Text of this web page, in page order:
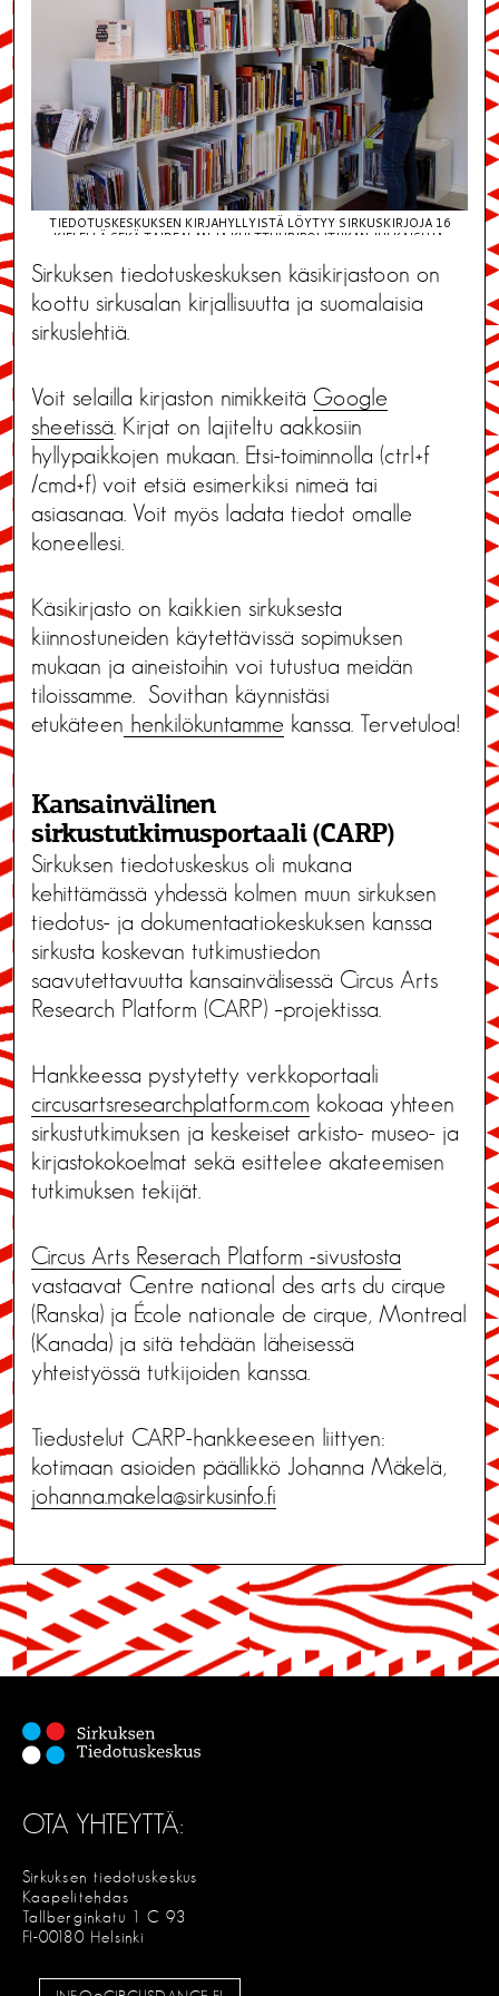
TIEDOTUSKESKUKSEN KIRJAHYLLYISTÄ LÖYTYY SIRKUSKIRJOJA 16
KIELELLÄ SEKÄ TAIDEALAN JA KULTTUURIPOLITIIKAN JULKAISUJA.
Sirkuksen tiedotuskeskuksen käsikirjastoon on
koottu sirkusalan kirjallisuutta ja suomalaisia
sirkuslehtiä.
Voit selailla kirjaston nimikkeitä Google
sheetissä . Kirjat on lajiteltu aakkosiin
hyllypaikkojen mukaan. Etsi-toiminnolla (ctrl+f
/cmd+f) voit etsiä esimerkiksi nimeä tai
asiasanaa. Voit myös ladata tiedot omalle
koneellesi.
Käsikirjasto on kaikkien sirkuksesta
kiinnostuneiden käytettävissä sopimuksen
mukaan ja aineistoihin voi tutustua meidän
tiloissamme. Sovithan käynnistäsi
etukäteen henkilökuntamme kanssa. Tervetuloa!
Kansainvälinen
sirkustutkimusportaali (CARP)
Sirkuksen tiedotuskeskus oli mukana
kehittämässä yhdessä kolmen muun sirkuksen
tiedotus- ja dokumentaatiokeskuksen kanssa
sirkusta koskevan tutkimustiedon
saavutettavuutta kansainvälisessä Circus Arts
Research Platform (CARP) –projektissa.
Hankkeessa pystytetty verkkoportaali
circusartsresearchplatform.com kokoaa yhteen
sirkustutkimuksen ja keskeiset arkisto- museo- ja
kirjastokokoelmat sekä esittelee akateemisen
tutkimuksen tekijät.
Circus Arts Reserach Platform -sivustosta
vastaavat Centre national des arts du cirque
(Ranska) ja École nationale de cirque, Montreal
(Kanada) ja sitä tehdään läheisessä
yhteistyössä tutkijoiden kanssa.
Tiedustelut CARP-hankkeeseen liittyen:
kotimaan asioiden päällikkö Johanna Mäkelä,
johanna.makela@sirkusinfo.fi
OTA YHTEYTTÄ:
Sirkuksen tiedotuskeskus
Kaapelitehdas
Tallberginkatu 1 C 93
FI-00180 Helsinki